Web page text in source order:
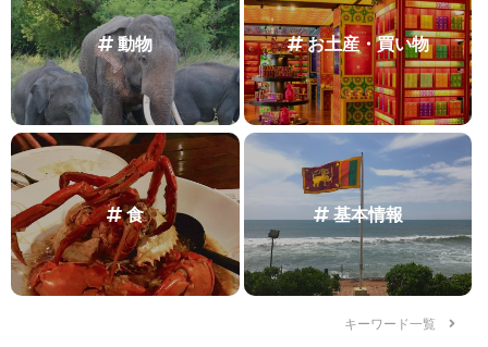
動物 お土産・買い物
食 基本情報
キーワード一覧